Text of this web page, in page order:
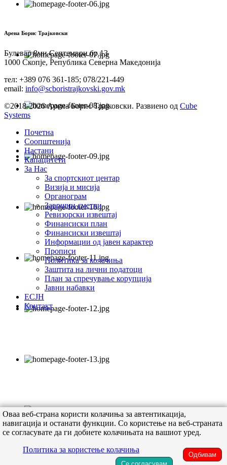
Арена Борис Трајковски
Булевар 8ми Септември бр.13
1000 Скопје, Република Северна Македонија
тел: +389 076 361-185; 078/221-449
email: info@scboristrajkovski.gov.mk
©2018-2026 Арена Борис Трајковски. Развиено од Cube
Systems
Почетна
Соопштенија
Настани
Капацитети
За Нас
За спортскиот центар
Визија и мисија
Органограм
Завршни сметки
Ревизорски извештај
Финансиски план
Финансиски извештај
Информации од јавен карактер
Прописи
Политика за колачиња
Заштита на лични податоци
План за спречување корупција
Јавни набавки
ЕСЈН
Контакт
Оваа веб-страна користи колачиња за автентикација,
навигација и останати функции. Со користење на веб-страната
се согласувате да ги добиете колачињата на вашиот уред.
Политика за користење колачиња
Одбивам